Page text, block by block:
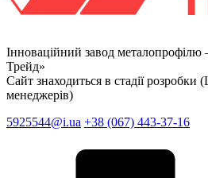
Інноваційний завод
Трейд»
Сайт знаходиться в стадії
менеджерів)
5925544@i.ua +38 (067) 443-37-16